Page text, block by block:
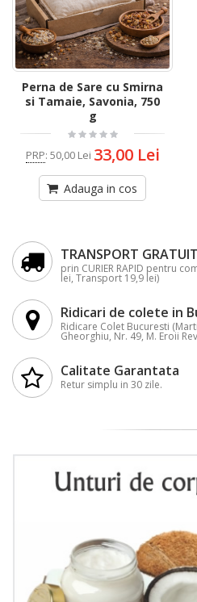
Perna de Sare cu Smirna
si Tamaie, Savonia, 750
g
PRP: 50,00 Lei 33,00 Lei
Adauga in cos
TRANSPORT GRATUIT
prin CURIER RAPID pentru
lei, Transport 19,9 lei)
Ridicari de colete in
Ridicare Colet Bucuresti
Gheorghiu, Nr. 49, M. Eroii
Calitate Garantata
Retur simplu in 30 zile.